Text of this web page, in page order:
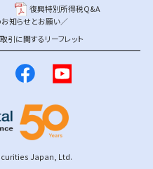
復興特別所得税Q&A
知らせとお願い／
に関するリーフレット
Japan, Ltd.